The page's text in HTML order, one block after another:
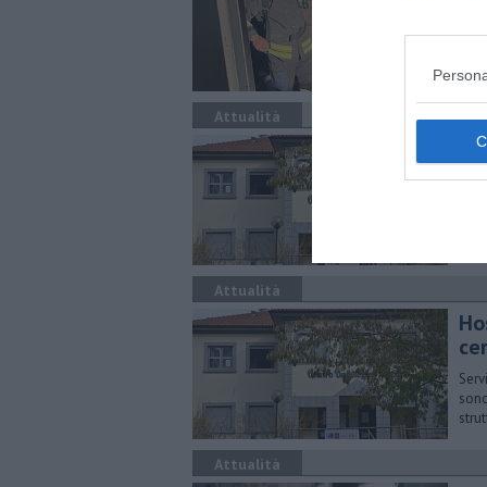
Attualità
Attualità
Attualità